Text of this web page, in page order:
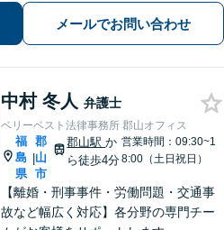
え込まずお気軽にご相談ください。
【分割払い可能】
メールでお問い合わせ
中村 冬人 弁護士
ベリーベスト法律事務所 郡山オフィス
福
島
県
|
郡
山
市
郡山駅か
ら徒歩4分
営業時間：09:30~1
8:00（土日祝日）
【離婚・刑事事件・労働問題・交通事
故など幅広く対応】各分野の専門チー